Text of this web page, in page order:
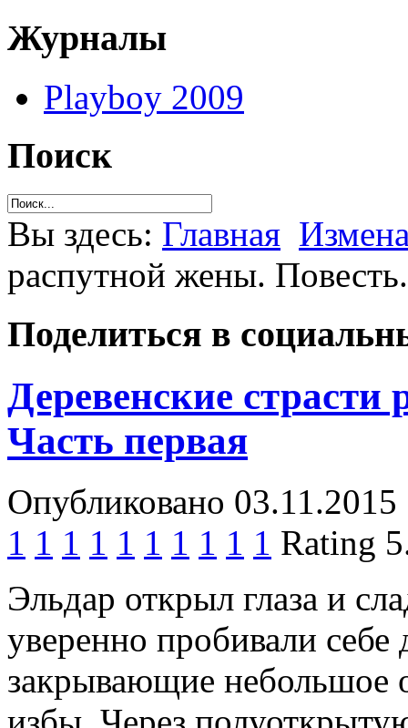
Журналы
Playboy 2009
Поиск
Вы здесь: Главная
распутной жены.
Поделиться в
Деревенские
Часть первая
Опубликовано 03.11.2015
1 1 1 1 1 1 1 1 1 1 Rating
Эльдар открыл глаза и
уверенно пробивали себе
закрывающие небольшое